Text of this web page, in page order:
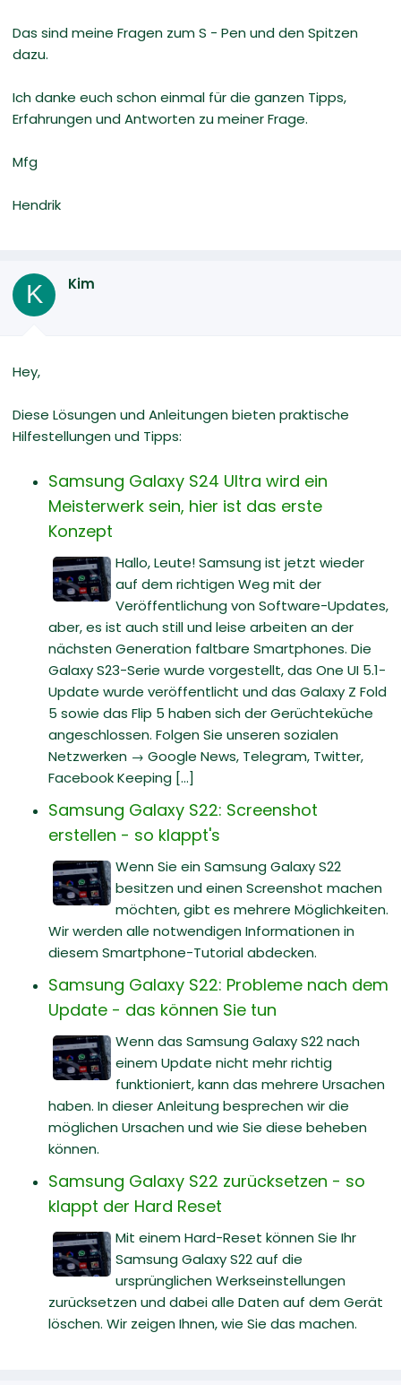
Das sind meine Fragen zum S - Pen und den Spitzen
dazu.
Ich danke euch schon einmal für die ganzen Tipps,
Erfahrungen und Antworten zu meiner Frage.
Mfg
Hendrik
K Kim
Hey,
Diese Lösungen und Anleitungen bieten praktische
Hilfestellungen und Tipps:
Samsung Galaxy S24 Ultra wird ein
Meisterwerk sein, hier ist das erste
Konzept
Hallo, Leute! Samsung ist jetzt wieder
auf dem richtigen Weg mit der
Veröffentlichung von Software-Updates,
aber, es ist auch still und leise arbeiten an der
nächsten Generation faltbare Smartphones. Die
Galaxy S23-Serie wurde vorgestellt, das One UI 5.1-
Update wurde veröffentlicht und das Galaxy Z Fold
5 sowie das Flip 5 haben sich der Gerüchteküche
angeschlossen. Folgen Sie unseren sozialen
Netzwerken → Google News, Telegram, Twitter,
Facebook Keeping [...]
Samsung Galaxy S22: Screenshot
erstellen - so klappt's
Wenn Sie ein Samsung Galaxy S22
besitzen und einen Screenshot machen
möchten, gibt es mehrere Möglichkeiten.
Wir werden alle notwendigen Informationen in
diesem Smartphone-Tutorial abdecken.
Samsung Galaxy S22: Probleme nach dem
Update - das können Sie tun
Wenn das Samsung Galaxy S22 nach
einem Update nicht mehr richtig
funktioniert, kann das mehrere Ursachen
haben. In dieser Anleitung besprechen wir die
möglichen Ursachen und wie Sie diese beheben
können.
Samsung Galaxy S22 zurücksetzen - so
klappt der Hard Reset
Mit einem Hard-Reset können Sie Ihr
Samsung Galaxy S22 auf die
ursprünglichen Werkseinstellungen
zurücksetzen und dabei alle Daten auf dem Gerät
löschen. Wir zeigen Ihnen, wie Sie das machen.